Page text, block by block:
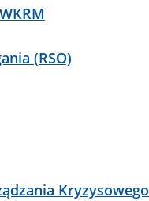
(RSO)
Kryzysowego